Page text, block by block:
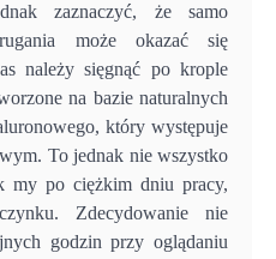
zaznaczyć, że samo
może okazać się
należy sięgnąć po krople
na bazie naturalnych
który występuje
To jednak nie wszystko
my po ciężkim dniu pracy,
Zdecydowanie nie
godzin przy oglądaniu